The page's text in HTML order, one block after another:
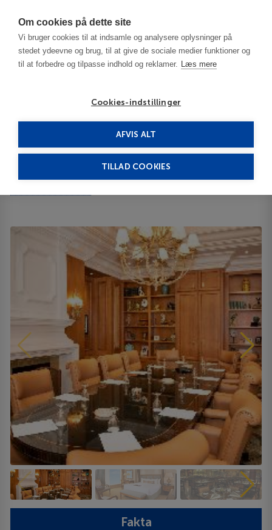
Om cookies på dette site
Vi bruger cookies til at indsamle og analysere oplysninger på
stedet ydeevne og brug, til at give de sociale medier funktioner og
til at forbedre og tilpasse indhold og reklamer. Læs mere
Cookies-indstillinger
AFVIS ALT
TILLAD COOKIES
Burnsville-MN Beau Rivage Resort 3***
Beau Rivage Resort
Fakta